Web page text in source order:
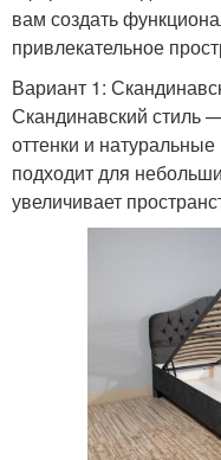
вам создать
привлекательное
Вариант 1:
Скандинавский стиль
оттенки и
подходит для
увеличивает